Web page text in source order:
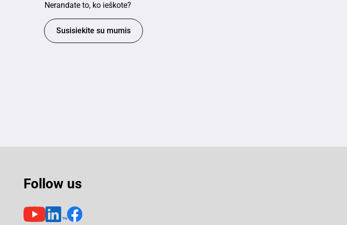
Nerandate to, ko ieškote?
Susisiekite su mumis
Follow us